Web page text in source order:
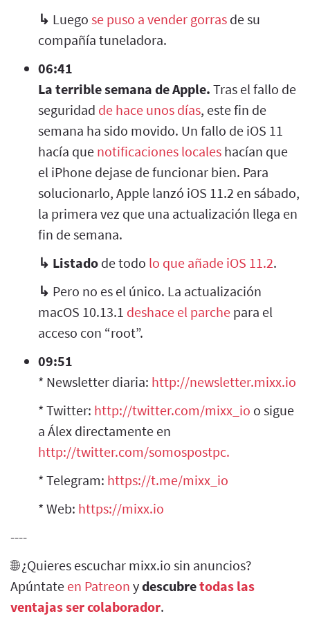
↳ Luego se puso a vender gorras de su
compañía tuneladora.
06:41
La terrible semana de Apple. Tras el fallo de
seguridad de hace unos días, este fin de
semana ha sido movido. Un fallo de iOS 11
hacía que notificaciones locales hacían que
el iPhone dejase de funcionar bien. Para
solucionarlo, Apple lanzó iOS 11.2 en sábado,
la primera vez que una actualización llega en
fin de semana.
↳ Listado de todo lo que añade iOS 11.2.
↳ Pero no es el único. La actualización
macOS 10.13.1 deshace el parche para el
acceso con “root”.
09:51
* Newsletter diaria: http://newsletter.mixx.io
* Twitter: http://twitter.com/mixx_io o sigue
a Álex directamente en
http://twitter.com/somospostpc.
* Telegram: https://t.me/mixx_io
* Web: https://mixx.io
----
🌐 ¿Quieres escuchar mixx.io sin anuncios?
Apúntate en Patreon ydescubretodas las
ventajas ser colaborador.